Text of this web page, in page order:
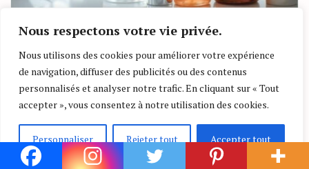
Nous respectons votre vie privée.
Nous utilisons des cookies pour améliorer votre expérience
de navigation, diffuser des publicités ou des contenus
personnalisés et analyser notre trafic. En cliquant sur « Tout
accepter », vous consentez à notre utilisation des cookies.
Personnaliser Rejeter tout Accepter tout
Beauté Soin
Rôle des tensioactifs dans les soins
de la peau